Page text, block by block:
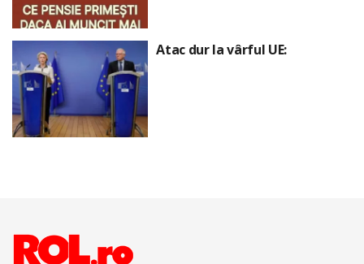
Atac dur la vârful UE: